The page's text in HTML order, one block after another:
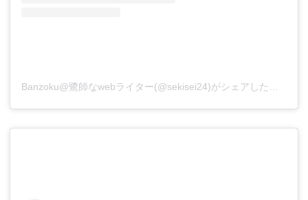
Banzoku@鷺師なwebライター(@sekisei24)がシェアした投稿